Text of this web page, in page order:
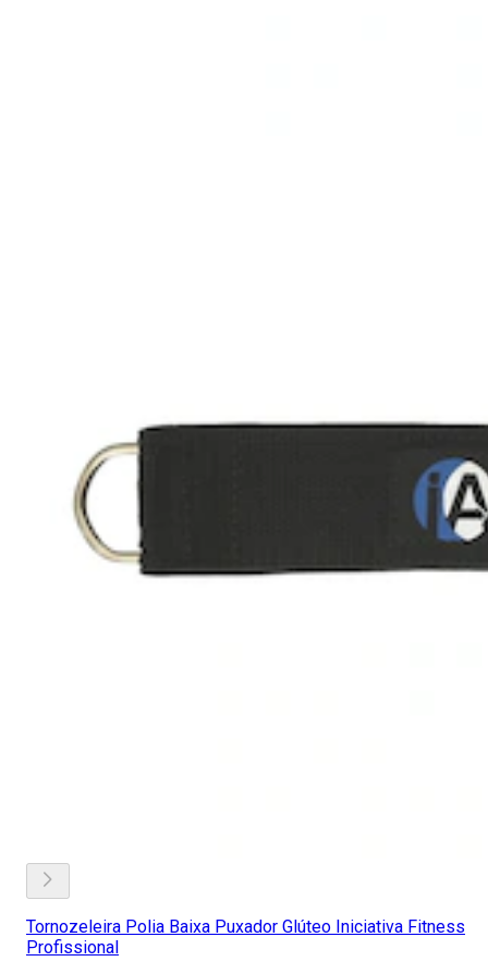
Tornozeleira Polia Baixa Puxador Glúteo Iniciativa Fitness
Profissional